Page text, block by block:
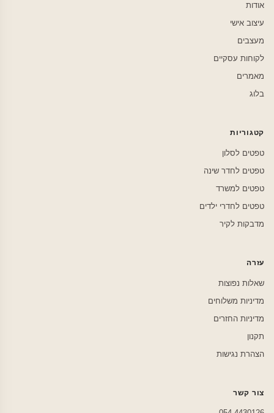
אודות
עיצוב אישי
מעצבים
לקוחות עסקיים
מאמרים
בלוג
קטגוריות
טפטים לסלון
טפטים לחדר שינה
טפטים למשרד
טפטים לחדרי ילדים
מדבקות לקיר
עזרה
שאלות נפוצות
מדיניות משלוחים
מדיניות החזרים
תקנון
הצהרת נגישות
צור קשר